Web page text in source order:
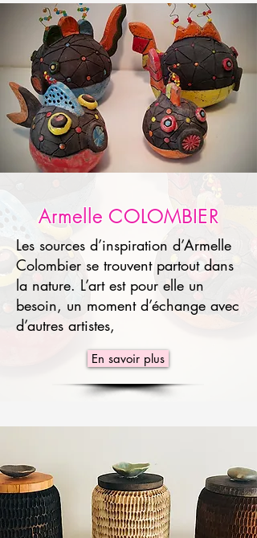
Armelle COLOMBIER
Les sources d’inspiration d’Armelle
Colombier se trouvent partout dans
la nature. L’art est pour elle un
besoin, un moment d’échange avec
d’autres artistes,
En savoir plus